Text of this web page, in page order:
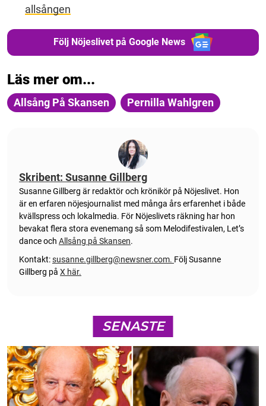
allsången
Följ Nöjeslivet på Google News
Läs mer om...
Allsång På Skansen Pernilla Wahlgren
Skribent: Susanne Gillberg
Susanne Gillberg är redaktör och krönikör på Nöjeslivet. Hon
är en erfaren nöjesjournalist med många års erfarenhet i både
kvällspress och lokalmedia. För Nöjeslivets räkning har hon
bevakat flera stora evenemang så som Melodifestivalen, Let’s
dance och Allsång på Skansen.
Kontakt:susanne.gillberg@newsner.com. Följ Susanne
Gillberg på X här.
SENASTE